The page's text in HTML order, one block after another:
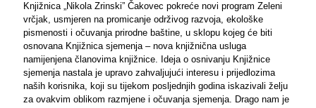
Knjižnica „Nikola Zrinski” Čakovec pokreće novi program Zeleni
vrčjak, usmjeren na promicanje održivog razvoja, ekološke
pismenosti i očuvanja prirodne baštine, u sklopu kojeg će biti
osnovana Knjižnica sjemenja – nova knjižnična usluga
namijenjena članovima knjižnice. Ideja o osnivanju Knjižnice
sjemenja nastala je upravo zahvaljujući interesu i prijedlozima
naših korisnika, koji su tijekom posljednjih godina iskazivali želju
za ovakvim oblikom razmjene i očuvanja sjemenja. Drago nam je